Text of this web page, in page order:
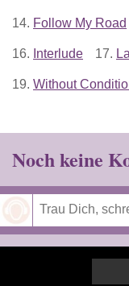
14. Follow My Road
16. Interlude 17.
19. Without
Noch keine